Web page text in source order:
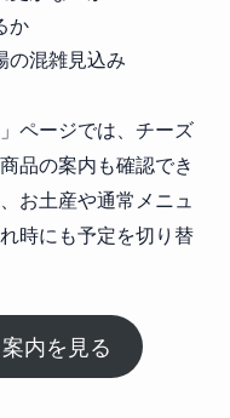
か
の混雑見込み
ページでは、チーズ
品の案内も確認でき
お土産や通常メニュ
時にも予定を切り替
内を見る